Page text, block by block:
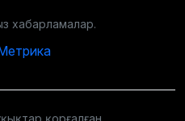
хабарламалар.
қорғалған.